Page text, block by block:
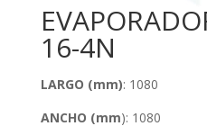
16-4N
LARGO (mm): 1080
ANCHO (mm): 1080